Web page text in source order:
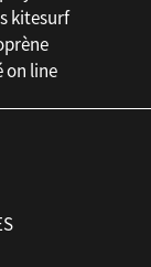
kitesurf
on line